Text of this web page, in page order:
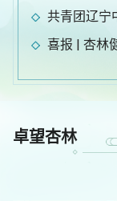
共青团辽宁
喜报 | 杏林
卓望杏林